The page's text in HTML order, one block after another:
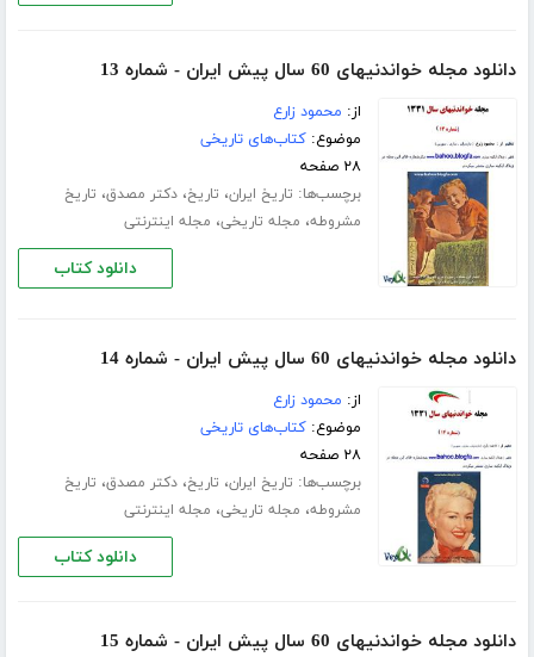
دانلود مجله خواندنیهای 60 سال پیش ایران - شماره 13
از: محمود زارع
موضوع:کتاب‌های تاریخی
۲۸ صفحه
برچسب‌ها: تاریخ ایران، تاریخ،دکتر مصدق، تاریخ
مشروطه، مجله تاریخی، مجله اینترنتی
دانلود کتاب
دانلود مجله خواندنیهای 60 سال پیش ایران - شماره 14
از: محمود زارع
موضوع:کتاب‌های تاریخی
۲۸ صفحه
برچسب‌ها: تاریخ ایران، تاریخ،دکتر مصدق، تاریخ
مشروطه، مجله تاریخی، مجله اینترنتی
دانلود کتاب
دانلود مجله خواندنیهای 60 سال پیش ایران - شماره 15